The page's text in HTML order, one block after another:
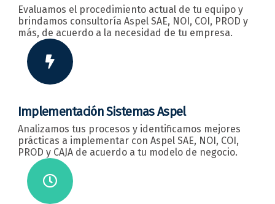
Evaluamos el procedimiento actual de tu equipo y
brindamos consultoría Aspel SAE, NOI, COI, PROD y
más, de acuerdo a la necesidad de tu empresa.
Implementación Sistemas Aspel
Analizamos tus procesos y identificamos mejores
prácticas a implementar con Aspel SAE, NOI, COI,
PROD y CAJA de acuerdo a tu modelo de negocio.